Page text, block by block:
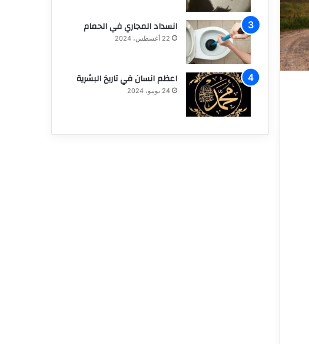
انسداد المجاري في الحمام
22 أغسطس، 2024
اعظم انسان في تاريخ البشرية
24 يونيو، 2024